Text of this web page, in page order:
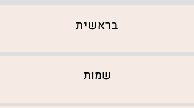
בראשית
שמות